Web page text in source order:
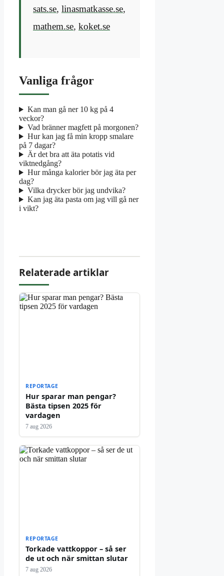
sats.se, linasmatkasse.se,
mathem.se, koket.se
Vanliga frågor
Kan man gå ner 10 kg på 4
veckor?
Vad bränner magfett på morgonen?
Hur kan jag få min kropp smalare
på 7 dagar?
Är det bra att äta potatis vid
viktnedgång?
Hur många kalorier bör jag äta per
dag?
Vilka drycker bör jag undvika?
Kan jag äta pasta om jag vill gå ner
i vikt?
Relaterade artiklar
REPORTAGE
Hur sparar man pengar?
Bästa tipsen 2025 för
vardagen
7 aug 2026
REPORTAGE
Torkade vattkoppor – så ser
de ut och när smittan slutar
7 aug 2026